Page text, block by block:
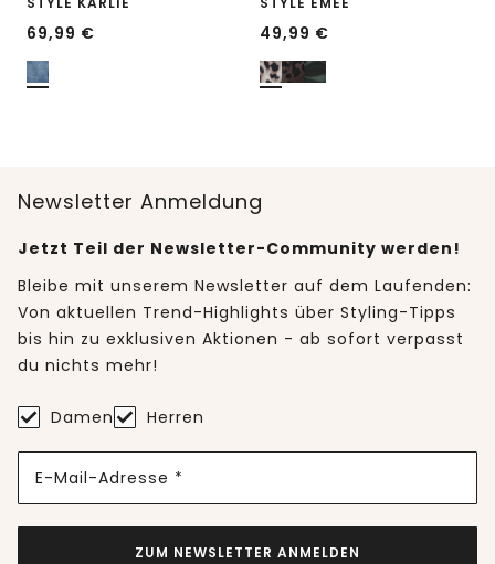
69,99 € 49,99 €
Newsletter Anmeldung
Jetzt Teil der Newsletter-Community werden!
Bleibe mit unserem Newsletter auf dem Laufenden:
Von aktuellen Trend-Highlights über Styling-Tipps
bis hin zu exklusiven Aktionen - ab sofort verpasst
du nichts mehr!
Damen Herren
E-Mail-Adresse *
ZUM NEWSLETTER ANMELDEN